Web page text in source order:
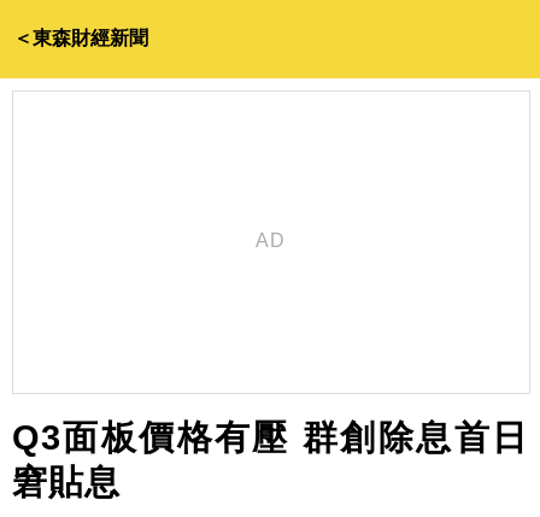
＜東森財經新聞
Q3面板價格有壓 群創除息首日
窘貼息